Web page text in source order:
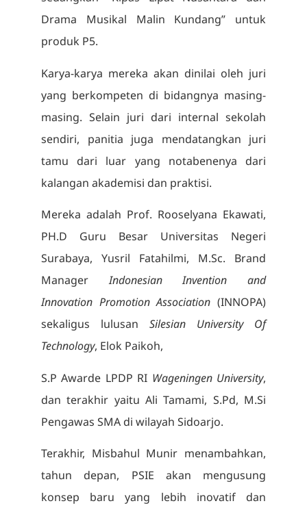
Drama Musikal Malin Kundang” untuk
produk P5.
Karya-karya mereka akan dinilai oleh juri
yang berkompeten di bidangnya masing-
masing. Selain juri dari internal sekolah
sendiri, panitia juga mendatangkan juri
tamu dari luar yang notabenenya dari
kalangan akademisi dan praktisi.
Mereka adalah Prof. Rooselyana Ekawati,
PH.D Guru Besar Universitas Negeri
Surabaya, Yusril Fatahilmi, M.Sc. Brand
ManagerIndonesian Invention and
Innovation Promotion Association (INNOPA)
sekaligus lulusan Silesian University Of
Technology, Elok Paikoh,
S.P Awarde LPDP RI Wageningen University,
dan terakhir yaitu Ali Tamami, S.Pd, M.Si
Pengawas SMA di wilayah Sidoarjo.
Terakhir, Misbahul Munir menambahkan,
tahun depan, PSIE akan mengusung
konsep baru yang lebih inovatif dan